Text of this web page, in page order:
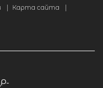
Карта сайта